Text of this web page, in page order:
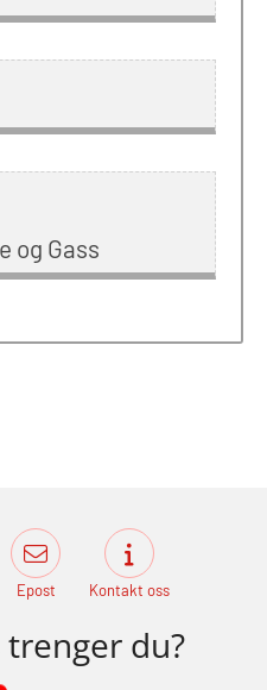
og Gass
Epost Kontakt oss
du?